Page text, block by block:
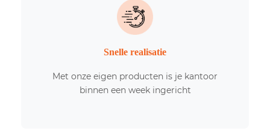
Snelle realisatie
Met onze eigen producten is je kantoor
binnen een week ingericht